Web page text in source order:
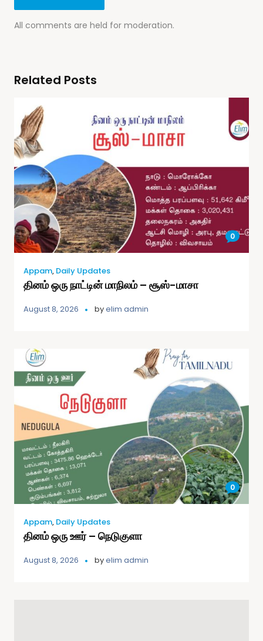
All comments are held for moderation.
Related Posts
0
Appam, Daily Updates
தினம் ஒரு நாட்டின் மாநிலம் – சூஸ்-மாசா
August 8, 2026 byelim admin
0
Appam, Daily Updates
தினம் ஒரு ஊர் – நெடுகுளா
August 8, 2026 byelim admin